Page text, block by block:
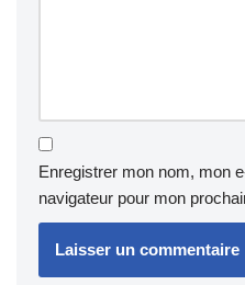
Enregistrer mon nom, mon
navigateur pour mon